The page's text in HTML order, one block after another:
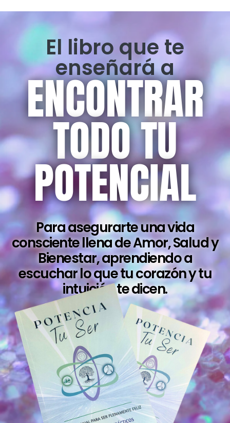
El libro que te
enseñará a
ENCONTRAR
TODO TU
POTENCIAL
Para asegurarte una vida
consciente llena de Amor, Salud y
Bienestar, aprendiendo a
escuchar lo que tu corazón y tu
intuición te dicen.